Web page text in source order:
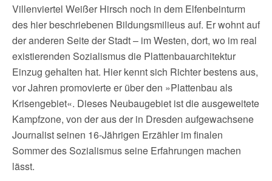
Villenviertel Weißer Hirsch noch in dem Elfenbeinturm
des hier beschriebenen Bildungsmilieus auf. Er wohnt auf
der anderen Seite der Stadt – im Westen, dort, wo im real
existierenden Sozialismus die Plattenbauarchitektur
Einzug gehalten hat. Hier kennt sich Richter bestens aus,
vor Jahren promovierte er über den »Plattenbau als
Krisengebiet«. Dieses Neubaugebiet ist die ausgeweitete
Kampfzone, von der aus der in Dresden aufgewachsene
Journalist seinen 16-Jährigen Erzähler im finalen
Sommer des Sozialismus seine Erfahrungen machen
lässt.